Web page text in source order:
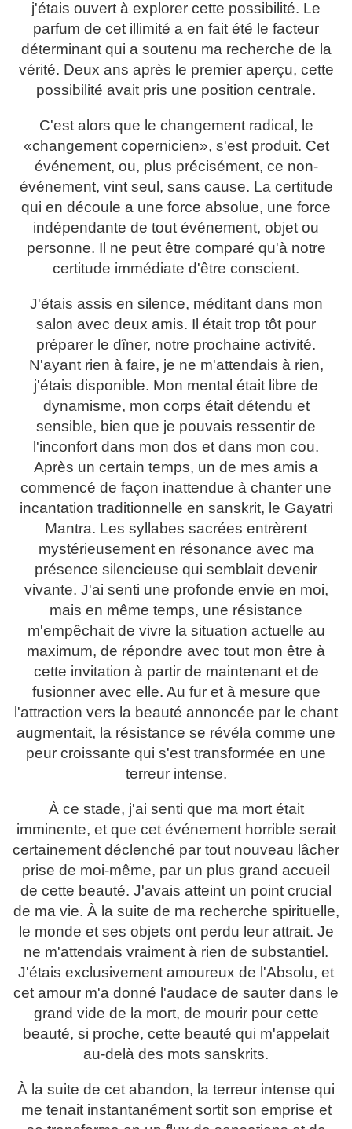
j'étais ouvert à explorer cette possibilité. Le
parfum de cet illimité a en fait été le facteur
déterminant qui a soutenu ma recherche de la
vérité. Deux ans après le premier aperçu, cette
possibilité avait pris une position centrale.
C'est alors que le changement radical, le
«changement copernicien», s'est produit. Cet
événement, ou, plus précisément, ce non-
événement, vint seul, sans cause. La certitude
qui en découle a une force absolue, une force
indépendante de tout événement, objet ou
personne. Il ne peut être comparé qu'à notre
certitude immédiate d'être conscient.
J'étais assis en silence, méditant dans mon
salon avec deux amis. Il était trop tôt pour
préparer le dîner, notre prochaine activité.
N'ayant rien à faire, je ne m'attendais à rien,
j'étais disponible. Mon mental était libre de
dynamisme, mon corps était détendu et
sensible, bien que je pouvais ressentir de
l'inconfort dans mon dos et dans mon cou.
Après un certain temps, un de mes amis a
commencé de façon inattendue à chanter une
incantation traditionnelle en sanskrit, le Gayatri
Mantra. Les syllabes sacrées entrèrent
mystérieusement en résonance avec ma
présence silencieuse qui semblait devenir
vivante. J'ai senti une profonde envie en moi,
mais en même temps, une résistance
m'empêchait de vivre la situation actuelle au
maximum, de répondre avec tout mon être à
cette invitation à partir de maintenant et de
fusionner avec elle. Au fur et à mesure que
l'attraction vers la beauté annoncée par le chant
augmentait, la résistance se révéla comme une
peur croissante qui s'est transformée en une
terreur intense.
À ce stade, j'ai senti que ma mort était
imminente, et que cet événement horrible serait
certainement déclenché par tout nouveau lâcher
prise de moi-même, par un plus grand accueil
de cette beauté. J'avais atteint un point crucial
de ma vie. À la suite de ma recherche spirituelle,
le monde et ses objets ont perdu leur attrait. Je
ne m'attendais vraiment à rien de substantiel.
J'étais exclusivement amoureux de l'Absolu, et
cet amour m'a donné l'audace de sauter dans le
grand vide de la mort, de mourir pour cette
beauté, si proche, cette beauté qui m'appelait
au-delà des mots sanskrits.
À la suite de cet abandon, la terreur intense qui
me tenait instantanément sortit son emprise et